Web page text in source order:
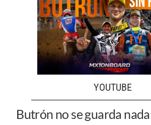
YOUTUBE
Butrón no se guarda